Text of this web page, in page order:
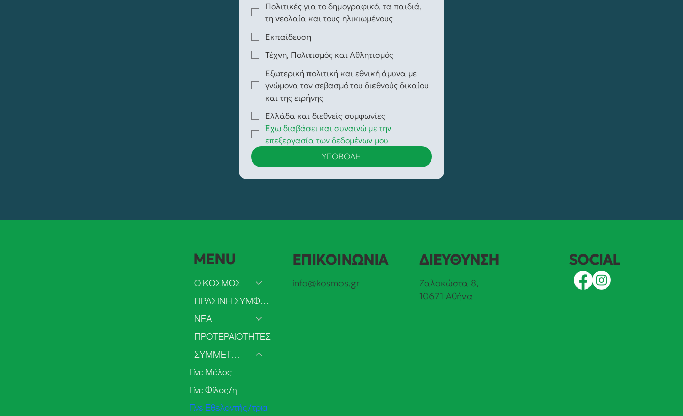
Πολιτικές για το δημογραφικό, τα παιδιά,
τη νεολαία και τους ηλικιωμένους
Εκπαίδευση
Τέχνη, Πολιτισμός και Αθλητισμός
Εξωτερική πολιτική και εθνική άμυνα με
γνώμονα τον σεβασμό του διεθνούς δικαίου
και της ειρήνης
Ελλάδα και διεθνείς συμφωνίες
Έχω διαβάσει και συναινώ με την
επεξεργασία των δεδομένων μου
ΥΠΟΒΟΛΗ
MENU
Ο ΚΟΣΜΟΣ
ΠΡΑΣΙΝΗ ΣΥΜΦΩΝΙΑ
ΝΕΑ
ΠΡΟΤΕΡΑΙΟΤΗΤΕΣ
ΣΥΜΜΕΤΟΧΗ
Γίνε Μέλος
Γίνε Φίλος/η
Γίνε Εθελοντής/τρια
ΕΠΙΚΟΙΝΩΝΙΑ
info@kosmos.gr
ΔΙΕΥΘΥΝΣΗ
Ζαλοκώστα 8,
10671 Αθήνα
SOCIAL